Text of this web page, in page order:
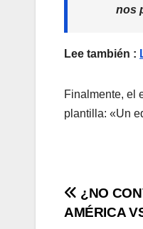
nos
Lee también :
Finalmente, el
plantilla: «Un
¿NO
AMÉRICA